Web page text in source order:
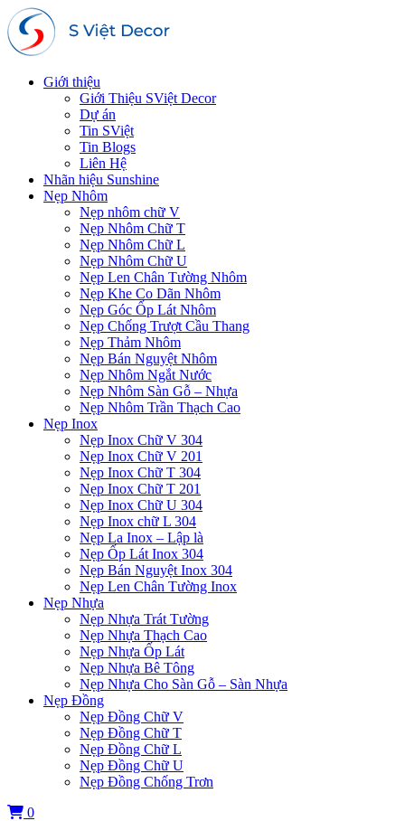
Giới thiệu
Giới Thiệu SViệt Decor
Dự án
Tin SViệt
Tin Blogs
Liên Hệ
Nhãn hiệu Sunshine
Nẹp Nhôm
Nẹp nhôm chữ V
Nẹp Nhôm Chữ T
Nẹp Nhôm Chữ L
Nẹp Nhôm Chữ U
Nẹp Len Chân Tường Nhôm
Nẹp Khe Co Dãn Nhôm
Nẹp Góc Ốp Lát Nhôm
Nẹp Chống Trượt Cầu Thang
Nẹp Thảm Nhôm
Nẹp Bán Nguyệt Nhôm
Nẹp Nhôm Ngắt Nước
Nẹp Nhôm Sàn Gỗ – Nhựa
Nẹp Nhôm Trần Thạch Cao
Nẹp Inox
Nẹp Inox Chữ V 304
Nẹp Inox Chữ V 201
Nẹp Inox Chữ T 304
Nẹp Inox Chữ T 201
Nẹp Inox Chữ U 304
Nẹp Inox chữ L 304
Nẹp La Inox – Lập là
Nẹp Ốp Lát Inox 304
Nẹp Bán Nguyệt Inox 304
Nẹp Len Chân Tường Inox
Nẹp Nhựa
Nẹp Nhựa Trát Tường
Nẹp Nhựa Thạch Cao
Nẹp Nhựa Ốp Lát
Nẹp Nhựa Bê Tông
Nẹp Nhựa Cho Sàn Gỗ – Sàn Nhựa
Nẹp Đồng
Nẹp Đồng Chữ V
Nẹp Đồng Chữ T
Nẹp Đồng Chữ L
Nẹp Đồng Chữ U
Nẹp Đồng Chống Trơn
0